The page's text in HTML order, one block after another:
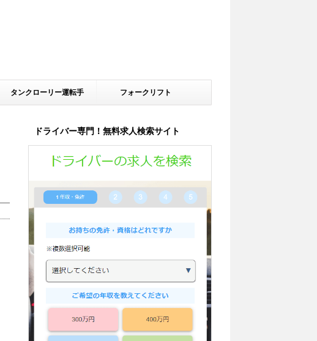
タンクローリー運転手 フォークリフト
ドライバー専門！無料求人検索サイト